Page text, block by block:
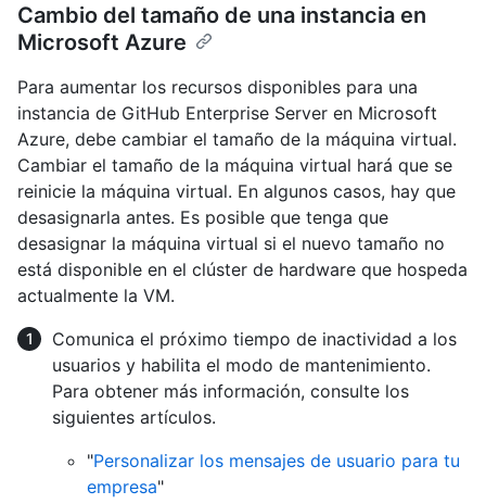
Cambio del tamaño de una instancia en
Microsoft Azure
Para aumentar los recursos disponibles para una
instancia de GitHub Enterprise Server en Microsoft
Azure, debe cambiar el tamaño de la máquina virtual.
Cambiar el tamaño de la máquina virtual hará que se
reinicie la máquina virtual. En algunos casos, hay que
desasignarla antes. Es posible que tenga que
desasignar la máquina virtual si el nuevo tamaño no
está disponible en el clúster de hardware que hospeda
actualmente la VM.
Comunica el próximo tiempo de inactividad a los
usuarios y habilita el modo de mantenimiento.
Para obtener más información, consulte los
siguientes artículos.
"Personalizar los mensajes de usuario para tu
empresa"